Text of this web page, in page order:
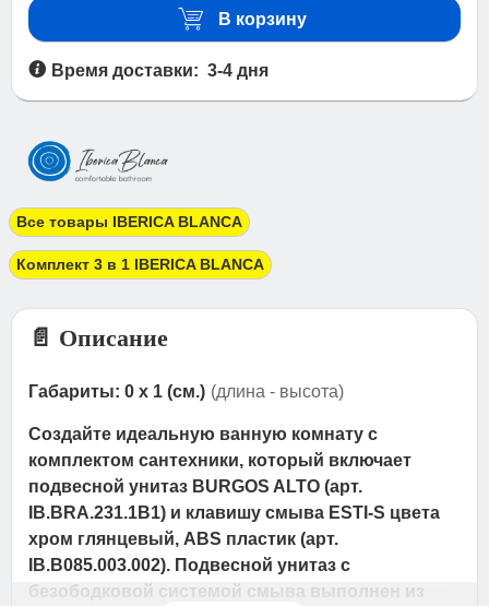
В корзину
Время доставки: 3-4 дня
Все товары IBERICA BLANCA
Комплект 3 в 1 IBERICA BLANCA
📄 Описание
Габариты: 0 x 1 (см.) (длина - высота)
Создайте идеальную ванную комнату с
комплектом сантехники, который включает
подвесной унитаз BURGOS ALTO (арт.
IB.BRA.231.1B1) и клавишу смыва ESTI-S цвета
хром глянцевый, ABS пластик (арт.
IB.B085.003.002). Подвесной унитаз с
безободковой системой смыва выполнен из